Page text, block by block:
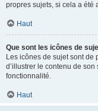
propres sujets, si cela a été
Haut
Que sont les icônes de
Les icônes de sujet sont de
d’illustrer le contenu de
fonctionnalité.
Haut